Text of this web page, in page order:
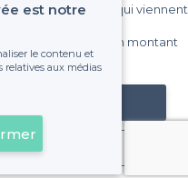
de visiteurs qui viennent
vous payez un montant
la facture.
est notre
le contenu et
aux médias